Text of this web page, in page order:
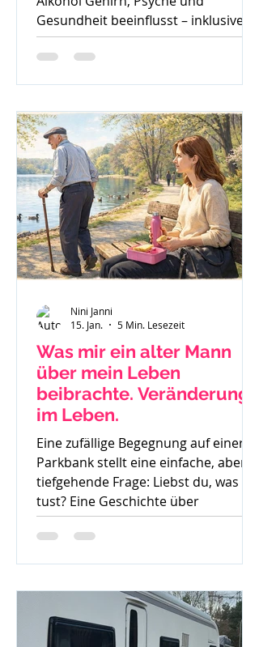
Gesundheit beeinflusst – inklusive
Sucht, Craving und Trinkertypen
nach Jellinek.
Was mir ein alter Mann
über mein Leben
beibrachte. Veränderung
im Leben.
Eine zufällige Begegnung auf einer
Parkbank stellt eine einfache, aber
tiefgehende Frage: Liebst du, was du
tust? Eine Geschichte über
Gedanken, Mut und den ersten
Schritt zur Veränderung.
Nini Janni
15. Jan.
5 Min. Lesezeit